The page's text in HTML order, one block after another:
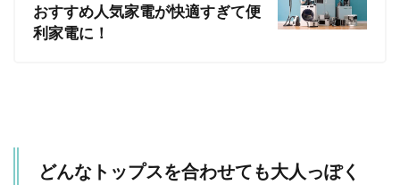
おすすめ人気家電が快適すぎて便
利家電に！
どんなトップスを合わせても大人っぽく